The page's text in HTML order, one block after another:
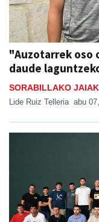
"Auzotarrek oso
daude
SORABILLAKO
Lide Ruiz Telleria abu